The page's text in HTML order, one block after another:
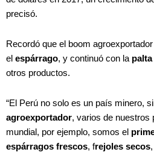
precisó.
Recordó que el boom
el espárrago, y continuó con la palta
otros productos.
“El Perú no solo es un país minero,
agroexportador, varios de nuestros
mundial, por ejemplo, somos el
espárragos frescos, frejoles secos,